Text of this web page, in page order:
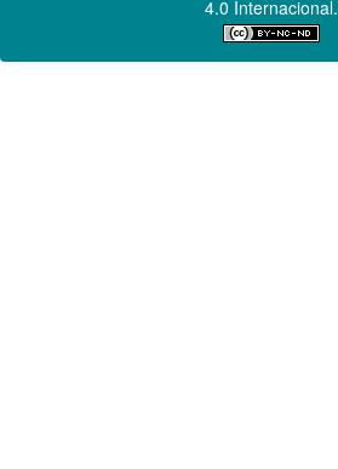
4.0 Internacional.